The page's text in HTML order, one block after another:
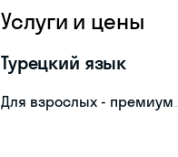
Услуги и цены
Турецкий язык
Для взрослых - премиум